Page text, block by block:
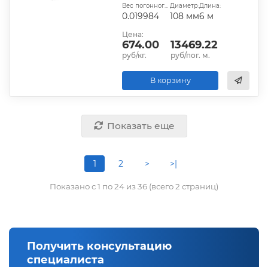
Вес погонного метра, т.:
0.019984
Диаметр:
108 мм
Длина:
6 м
Цена:
674.00
руб/кг.
13469.22
руб/пог. м.
В корзину
Показать еще
1 2 > >|
Показано с 1 по 24 из 36 (всего 2 страниц)
Получить консультацию
специалиста